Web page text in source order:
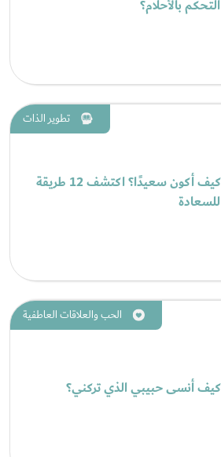
التحكم بالأحلام؟
تطوير الذات
كيف أكون سعيدًا؟ اكتشف 12 طريقة
للسعادة
الحب والعلاقات العاطفية
كيف أنسى حبيبي الذي تركني؟